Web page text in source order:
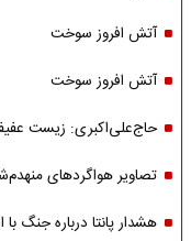
آتش افروز سوخت
آتش افروز سوخت
حاج‌علی‌اکبری: زیست
تصاویر هواگردهای
هشدار پانتا درباره جنگ